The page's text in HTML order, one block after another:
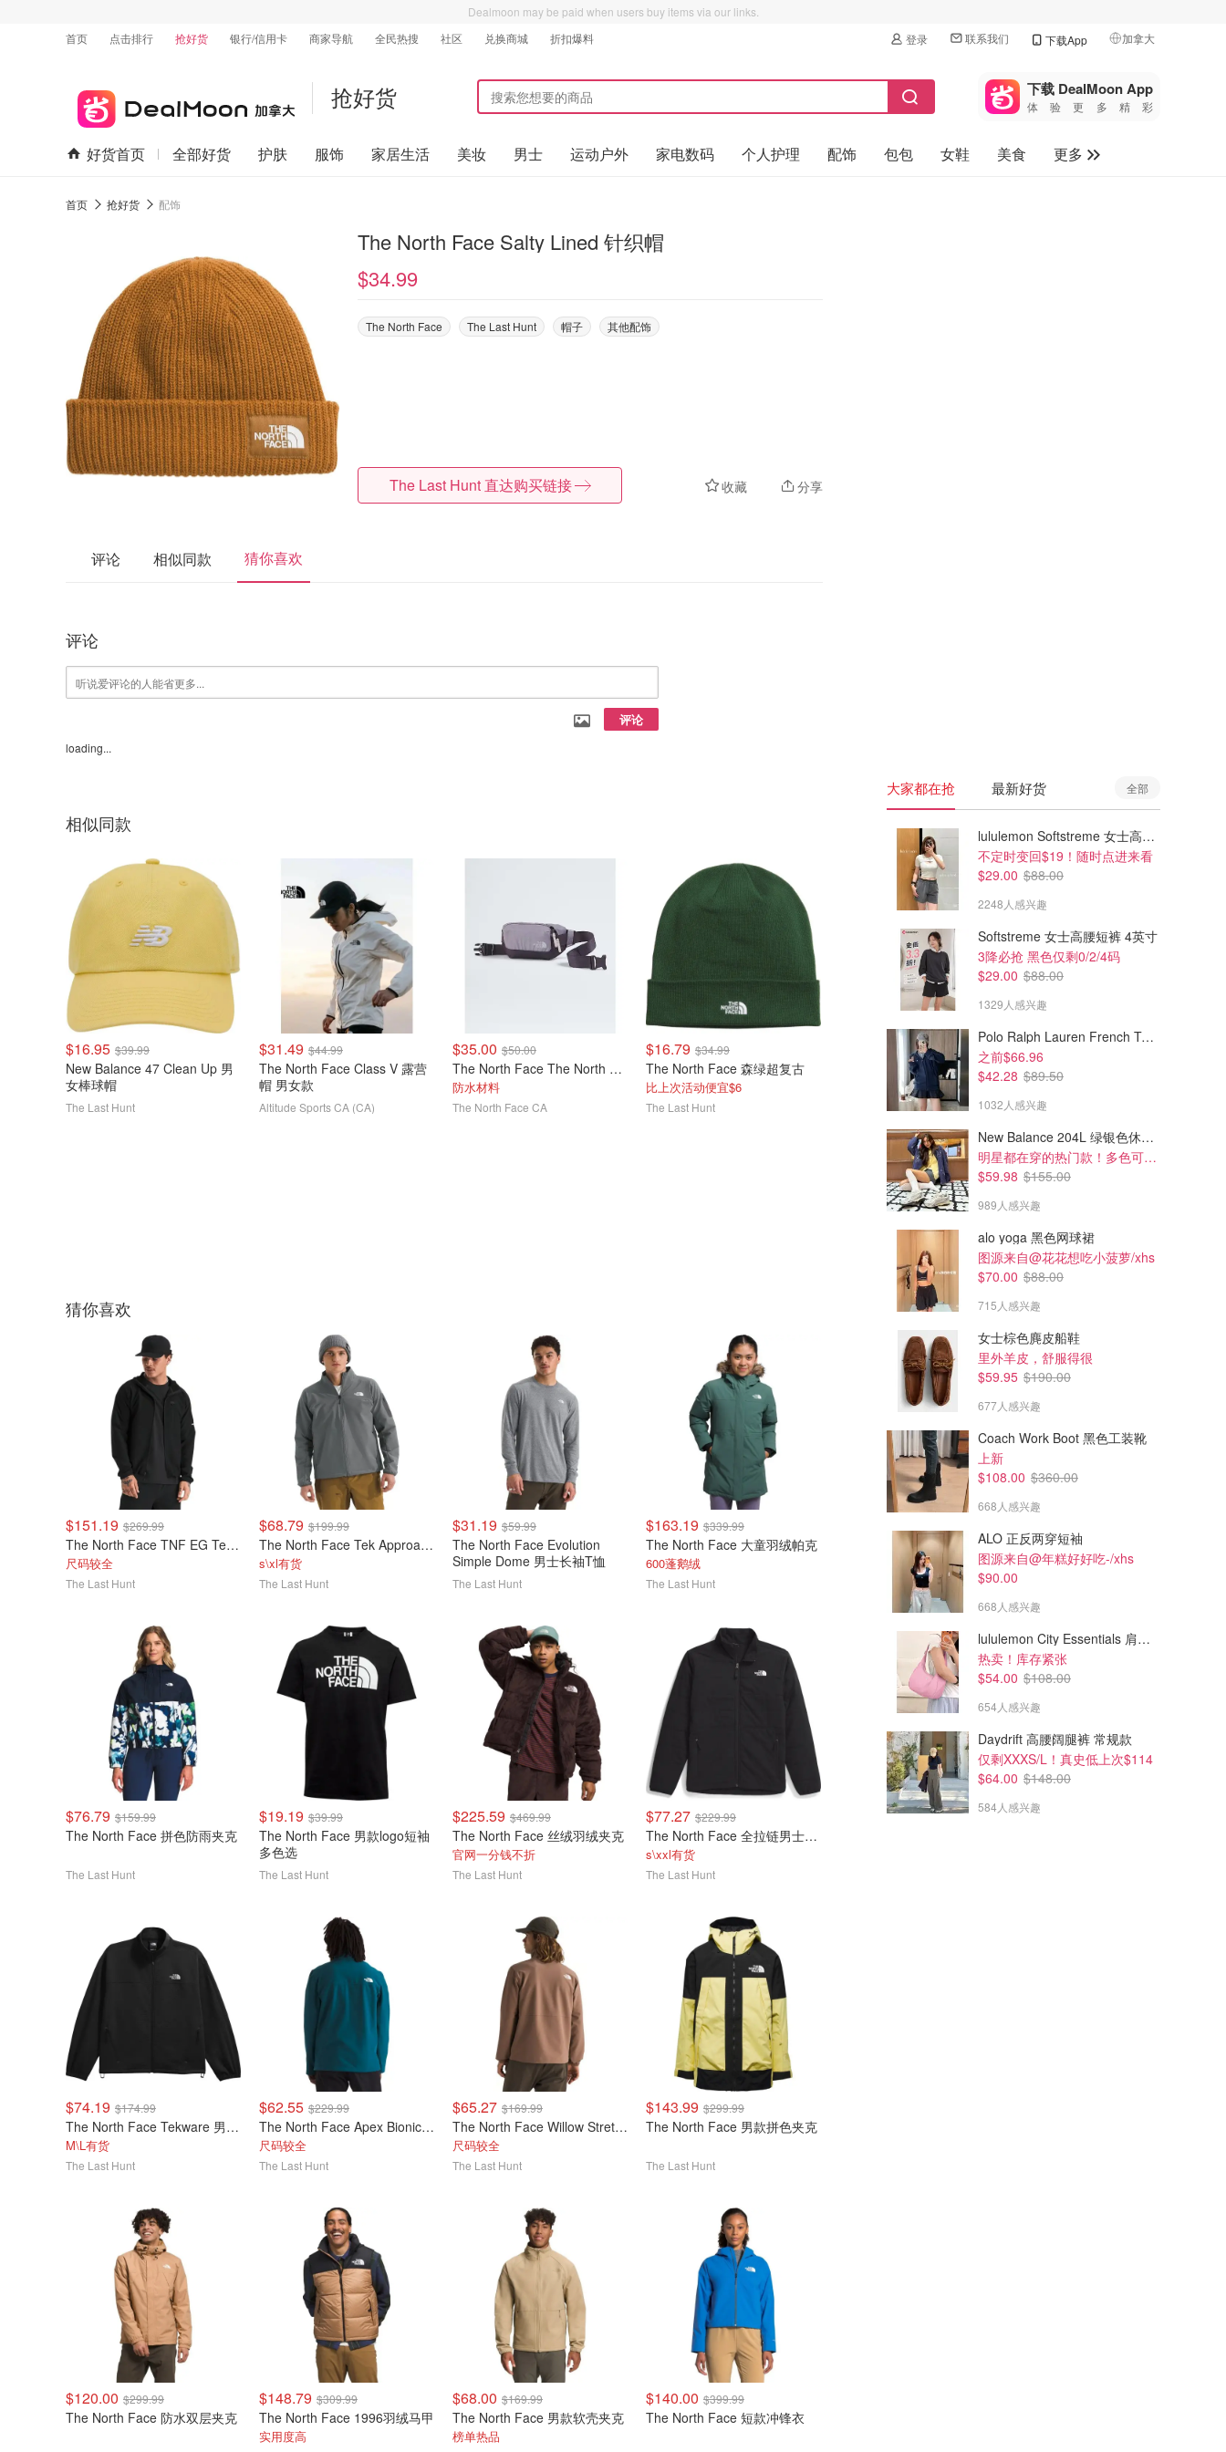
Dealmoon may be paid when users buy items via our links.
首页
点击排行 抢好货 银行/信用卡 商家导航 全民热搜 社区 兑换商城 折扣爆料 登录 联系我们 下载App 加拿大
🇺🇸
美国
🇨🇳中国
🇨🇦加拿大
抢好货 下载 DealMoon App
体验更多精彩
好货首页 全部好货 护肤 服饰 家居生活 美妆 男士 运动户外 家电数码 个人护理 配饰 包包 女鞋 美食
更多
首页 抢好货 配饰
The North Face Salty Lined 针织帽
$34.99
The North Face The Last Hunt 帽子 其他配饰
收藏 分享
The Last Hunt 直达购买链接
评论 相似同款 猜你喜欢
评论
评论
loading...
相似同款
$16.95 $39.99
New Balance 47 Clean Up 男
女棒球帽
The Last Hunt
$31.49 $44.99
The North Face Class V 露营
帽 男女款
Altitude Sports CA (CA)
$35.00 $50.00
The North Face The North Face Base Camp Voyager 腰包
防水材料
The North Face CA
$16.79 $34.99
The North Face 森绿超复古
比上次活动便宜$6
The Last Hunt
The North Face TNF logo毛线
Influence U CA (CA)
$45.00
Patagonia Terravia 迷你腰包
1L
The Last Hunt
猜你喜欢
$151.19 $269.99
The North Face TNF EG Tek Approach 男士夹克
尺码较全
The Last Hunt
$68.79 $199.99
The North Face Tek Approach 男士夹克
s\xl有货
The Last Hunt
$31.19 $59.99
The North Face Evolution
Simple Dome 男士长袖T恤
The Last Hunt
$163.19 $339.99
The North Face 大童羽绒帕克
600蓬鹅绒
The Last Hunt
$76.79 $159.99
The North Face 拼色防雨夹克
The Last Hunt
$19.19 $39.99
The North Face 男款logo短袖
多色选
The Last Hunt
$225.59 $469.99
The North Face 丝绒羽绒夹克
官网一分钱不折
The Last Hunt
$77.27 $229.99
The North Face 全拉链男士卫衣夹克
s\xxl有货
The Last Hunt
$74.19 $174.99
The North Face Tekware 男士夹克
M\L有货
The Last Hunt
$62.55 $229.99
The North Face Apex Bionic 3 男士软壳夹克
尺码较全
The Last Hunt
$65.27 $169.99
The North Face Willow Stretch 男士夹克
尺码较全
The Last Hunt
$143.99 $299.99
The North Face 男款拼色夹克
The Last Hunt
$120.00 $299.99
The North Face 防水双层夹克
$148.79 $309.99
The North Face 1996羽绒马甲
实用度高
$68.00 $169.99
The North Face 男款软壳夹克
榜单热品
$140.00 $399.99
The North Face 短款冲锋衣
大家都在抢 最新好货 全部
lululemon Softstreme 女士高腰短裤 10cm
不定时变回$19！随时点进来看
$29.00 $88.00
2248人感兴趣
Softstreme 女士高腰短裤 4英寸
3降必抢 黑色仅剩0/2/4码
$29.00 $88.00
1329人感兴趣
Polo Ralph Lauren French Terry 女童连帽卫衣 7-16码
之前$66.96
$42.28 $89.50
1032人感兴趣
New Balance 204L 绿银色休闲鞋
明星都在穿的热门款！多色可选 3.8折
$59.98 $155.00
989人感兴趣
alo yoga 黑色网球裙
图源来自@花花想吃小菠萝/xhs
$70.00 $88.00
715人感兴趣
女士棕色麂皮船鞋
里外羊皮，舒服得很
$59.95 $190.00
677人感兴趣
Coach Work Boot 黑色工装靴
上新
$108.00 $360.00
668人感兴趣
ALO 正反两穿短袖
图源来自@年糕好好吃-/xhs
$90.00
668人感兴趣
lululemon City Essentials 肩背包 4L
热卖！库存紧张
$54.00 $108.00
654人感兴趣
Daydrift 高腰阔腿裤 常规款
仅剩XXXS/L！真史低上次$114
$64.00 $148.00
584人感兴趣